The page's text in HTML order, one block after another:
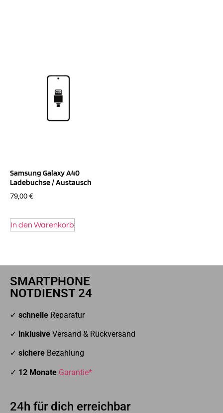
Samsung Galaxy A40
Ladebuchse / Austausch
79,00 €
In den Warenkorb
SMARTPHONE
NOTDIENST 24
✓ schnelle Reparatur
✓ inklusive Versand & Rückversand
✓ sichere Bezahlung
✓ 12 Monate Garantie*
24h für dich erreichbar